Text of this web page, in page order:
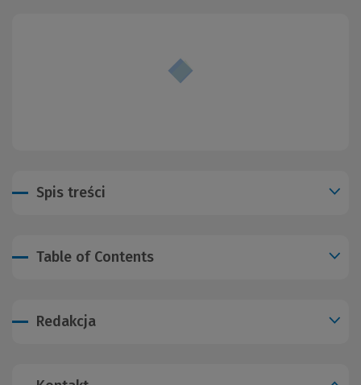
Spis treści
Table of Contents
Redakcja